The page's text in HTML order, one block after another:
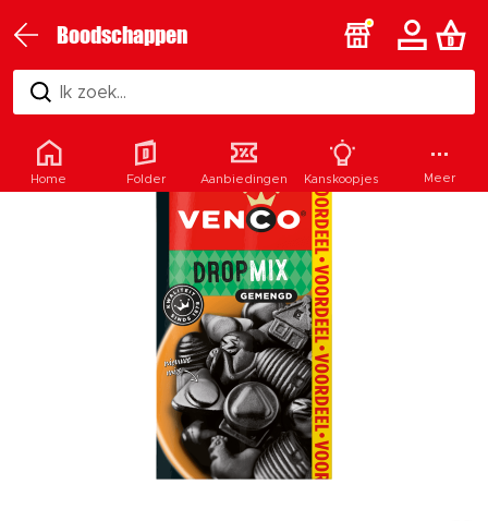
Boodschappen
Ik zoek...
Home Folder Aanbiedingen Kanskoopjes Meer